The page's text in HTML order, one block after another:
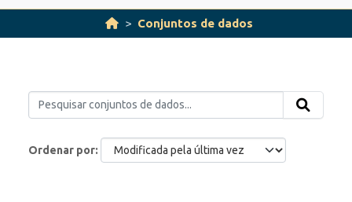
Conjuntos de dados
Ordenar por